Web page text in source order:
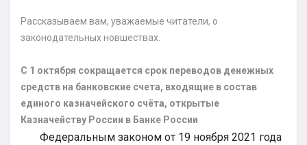
Рассказываем вам, уважаемые читатели, о
законодательных новшествах.
С 1 октября сокращается срок переводов денежных
средств на банковские счета, входящие в состав
единого казначейского счёта, открытые
Казначейству России в Банке России
Федеральным законом от 19 ноября 2021 года